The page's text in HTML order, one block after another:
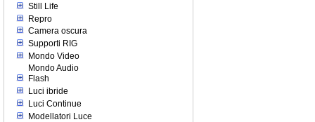
Still Life
Repro
Camera oscura
Supporti RIG
Mondo Video
Mondo Audio
Flash
Luci ibride
Luci Continue
Modellatori Luce